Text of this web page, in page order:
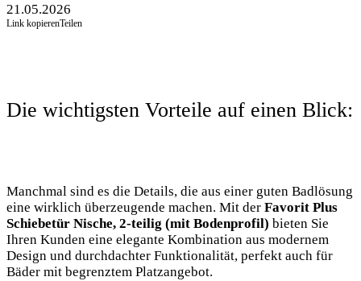
21.05.2026
Link kopierenTeilen
Die wichtigsten Vorteile auf einen Blick:
Manchmal sind es die Details, die aus einer guten Badlösung
eine wirklich überzeugende machen. Mit der Favorit Plus
Schiebetür Nische, 2-teilig (mit Bodenprofil) bieten Sie
Ihren Kunden eine elegante Kombination aus modernem
Design und durchdachter Funktionalität, perfekt auch für
Bäder mit begrenztem Platzangebot.